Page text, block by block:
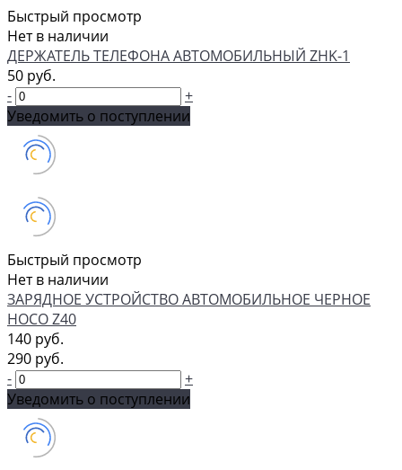
Быстрый просмотр
Нет в наличии
ДЕРЖАТЕЛЬ ТЕЛЕФОНА АВТОМОБИЛЬНЫЙ ZHK-1
50 руб.
-
+
Уведомить о поступлении
Быстрый просмотр
Нет в наличии
ЗАРЯДНОЕ УСТРОЙСТВО АВТОМОБИЛЬНОЕ ЧЕРНОЕ
HOCO Z40
140 руб.
290 руб.
-
+
Уведомить о поступлении